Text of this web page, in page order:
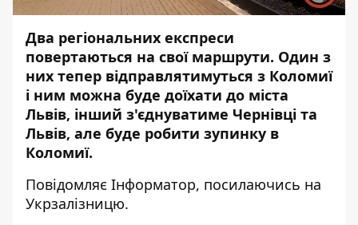
Два регіональних експреси
повертаються на свої маршрути. Один з
них тепер відправлятимуться з Коломиї
і ним можна буде доїхати до міста
Львів, інший з'єднуватиме Чернівці та
Львів, але буде робити зупинку в
Коломиї.
Повідомляє Інформатор, посилаючись на
Укрзалізницю.